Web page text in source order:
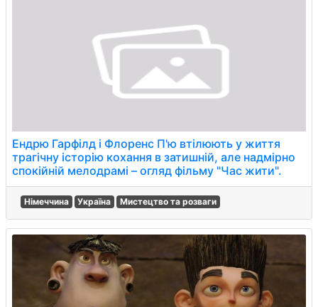
Ендрю Гарфілд і Флоренс П'ю втілюють у життя
трагічну історію кохання в затишній, але надмірно
спокійній мелодрамі – огляд фільму "Час жити".
Німеччина Україна Мистецтво та розваги